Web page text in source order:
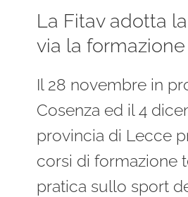
La Fitav adotta
via la
Il 28 novembre in
Cosenza ed il 4
provincia di Lecce
corsi di formazione
pratica sullo sport